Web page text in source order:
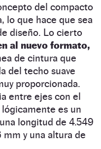
del compacto
lo que hace que sea
diseño. Lo cierto
al nuevo formato,
de cintura que
del techo suave
proporcionada.
entre ejes con el
es un
longitud de 4.549
mm y una altura de